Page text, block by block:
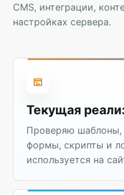
CMS, интеграции,
настройках сервера.
Текущая
Проверяю шаблоны,
формы, скрипты и
используется на